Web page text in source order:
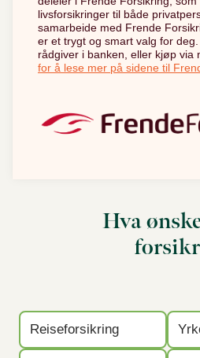
livsforsikringer til både
samarbeide med Frende
er et trygt og smart valg for
rådgiver i banken, eller kjøp via
for å lese mer på sidene til
Hva
Reiseforsikring